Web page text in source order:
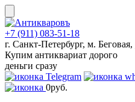
Skip
to
content
+7 (911) 083-51-18
г. Санкт-Петербург, м.
Купим антиквариат дорого
деньги сразу
0руб.